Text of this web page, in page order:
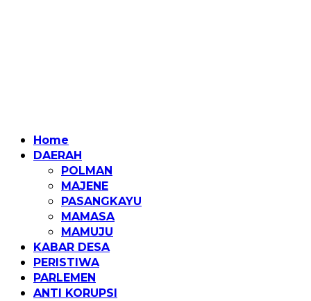
Home
DAERAH
POLMAN
MAJENE
PASANGKAYU
MAMASA
MAMUJU
KABAR DESA
PERISTIWA
PARLEMEN
ANTI KORUPSI